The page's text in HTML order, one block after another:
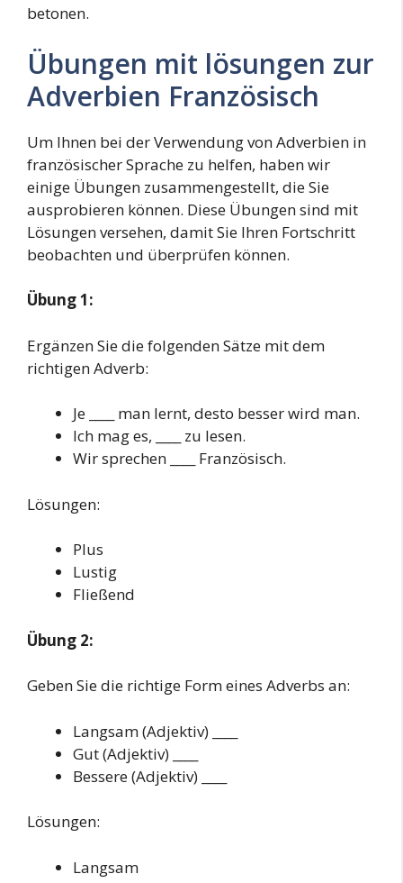
betonen.
Übungen mit lösungen zur
Adverbien Französisch
Um Ihnen bei der Verwendung von Adverbien in
französischer Sprache zu helfen, haben wir
einige Übungen zusammengestellt, die Sie
ausprobieren können. Diese Übungen sind mit
Lösungen versehen, damit Sie Ihren Fortschritt
beobachten und überprüfen können.
Übung 1:
Ergänzen Sie die folgenden Sätze mit dem
richtigen Adverb:
Je ____ man lernt, desto besser wird man.
Ich mag es, ____ zu lesen.
Wir sprechen ____ Französisch.
Lösungen:
Plus
Lustig
Fließend
Übung 2:
Geben Sie die richtige Form eines Adverbs an:
Langsam (Adjektiv) ____
Gut (Adjektiv) ____
Bessere (Adjektiv) ____
Lösungen:
Langsam